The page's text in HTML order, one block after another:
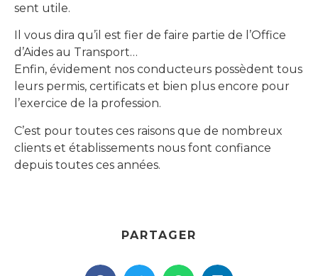
sent utile.
Il vous dira qu’il est fier de faire partie de l’Office
d’Aides au Transport…
Enfin, évidement nos conducteurs possèdent tous
leurs permis, certificats et bien plus encore pour
l’exercice de la profession.
C’est pour toutes ces raisons que de nombreux
clients et établissements nous font confiance
depuis toutes ces années.
PARTAGER